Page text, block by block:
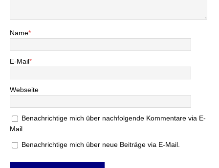
Name*
E-Mail*
Webseite
Benachrichtige mich über nachfolgende Kommentare via E-
Mail.
Benachrichtige mich über neue Beiträge via E-Mail.